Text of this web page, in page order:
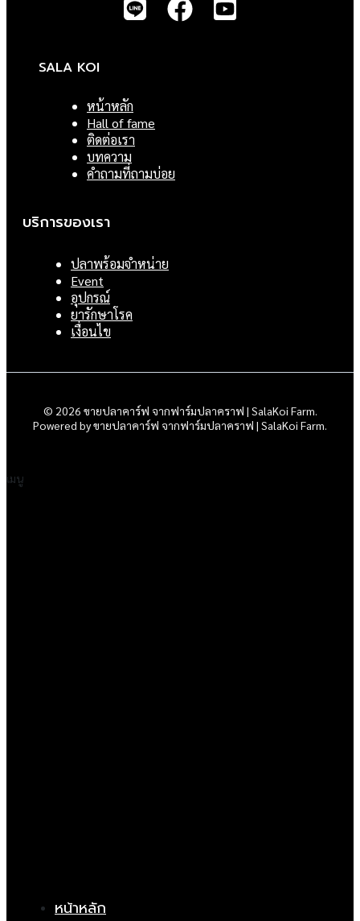
SALA KOI
หน้าหลัก
Hall of fame
ติดต่อเรา
บทความ
คำถามที่ถามบ่อย
บริการของเรา
ปลาพร้อมจำหน่าย
Event
อุปกรณ์
ยารักษาโรค
เงื่อนไข
© 2026 ขายปลาคาร์ฟ จากฟาร์มปลาคราฟ | SalaKoi Farm.
Powered by ขายปลาคาร์ฟ จากฟาร์มปลาคราฟ | SalaKoi Farm.
เมนู
หน้าหลัก